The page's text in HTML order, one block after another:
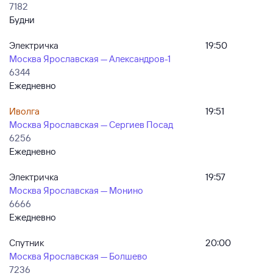
7182
Будни
Электричка
Москва Ярославская — Александров-1
6344
Ежедневно
19:50
Иволга
Москва Ярославская — Сергиев Посад
6256
Ежедневно
19:51
Электричка
Москва Ярославская — Монино
6666
Ежедневно
19:57
Спутник
Москва Ярославская — Болшево
7236
20:00